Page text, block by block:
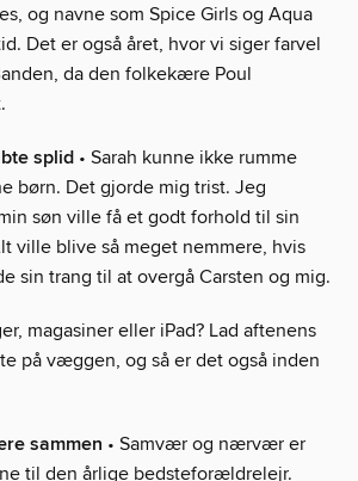
og navne som Spice Girls og Aqua
Det er også året, hvor vi siger farvel
da den folkekære Poul
splid • Sarah kunne ikke rumme
børn. Det gjorde mig trist. Jeg
søn ville få et godt forhold til sin
ville blive så meget nemmere, hvis
sin trang til at overgå Carsten og mig.
magasiner eller iPad? Lad aftenens
på væggen, og så er det også inden
sammen • Samvær og nærvær er
til den årlige bedsteforældrelejr.